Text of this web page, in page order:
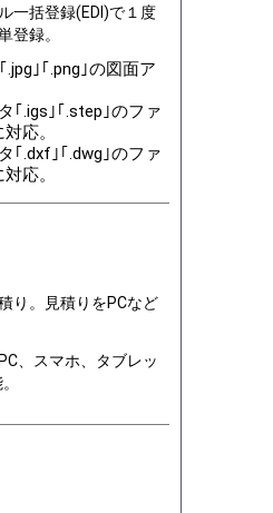
一括登録(EDI)で１度
登録。
｣｢.png｣の図面ア
｢.igs｣｢.step｣のファ
応。
｢.dxf｣｢.dwg｣のファ
応。
り。見積りをPCなど
、スマホ、タブレッ